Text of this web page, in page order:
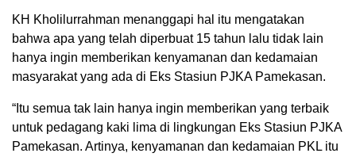
KH Kholilurrahman menanggapi hal itu mengatakan
bahwa apa yang telah diperbuat 15 tahun lalu tidak lain
hanya ingin memberikan kenyamanan dan kedamaian
masyarakat yang ada di Eks Stasiun PJKA Pamekasan.
“Itu semua tak lain hanya ingin memberikan yang terbaik
untuk pedagang kaki lima di lingkungan Eks Stasiun PJKA
Pamekasan. Artinya, kenyamanan dan kedamaian PKL itu